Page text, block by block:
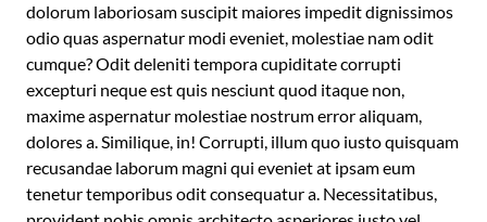
dolorum laboriosam suscipit maiores impedit dignissimos
odio quas aspernatur modi eveniet, molestiae nam odit
cumque? Odit deleniti tempora cupiditate corrupti
excepturi neque est quis nesciunt quod itaque non,
maxime aspernatur molestiae nostrum error aliquam,
dolores a. Similique, in! Corrupti, illum quo iusto quisquam
recusandae laborum magni qui eveniet at ipsam eum
tenetur temporibus odit consequatur a. Necessitatibus,